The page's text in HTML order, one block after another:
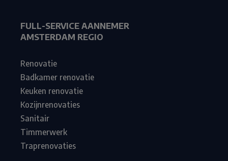
FULL-SERVICE AANNEMER
AMSTERDAM REGIO
Renovatie
Badkamer renovatie
Keuken renovatie
Kozijnrenovaties
Sanitair
Timmerwerk
Traprenovaties